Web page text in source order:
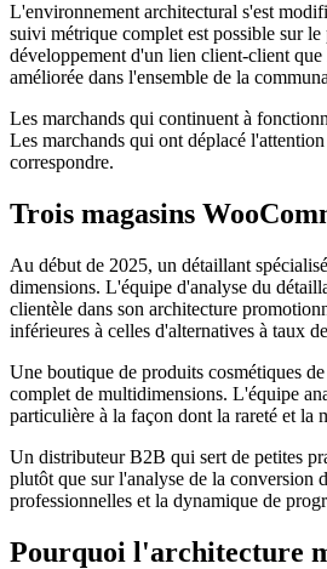
L'environnement architectural s'est
suivi métrique complet est possible sur
développement d'un lien client-client que
améliorée dans l'ensemble de la
Les marchands qui continuent à
Les marchands qui ont déplacé
correspondre.
Trois magasins
Au début de 2025, un détaillant
dimensions. L'équipe d'analyse du
clientèle dans son architecture
inférieures à celles d'alternatives à taux
Une boutique de produits cosmétiques
complet de multidimensions. L'équipe
particulière à la façon dont la rareté et la
Un distributeur B2B qui sert de petites
plutôt que sur l'analyse de la conversion
professionnelles et la dynamique de
Pourquoi l'architecture